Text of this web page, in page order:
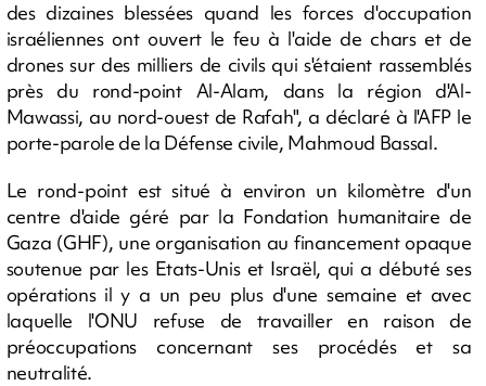
des dizaines blessées quand les forces d'occupation
israéliennes ont ouvert le feu à l'aide de chars et de
drones sur des milliers de civils qui s'étaient rassemblés
près du rond-point Al-Alam, dans la région d'Al-
Mawassi, au nord-ouest de Rafah", a déclaré à l'AFP le
porte-parole de la Défense civile, Mahmoud Bassal.
Le rond-point est situé à environ un kilomètre d'un
centre d'aide géré par la Fondation humanitaire de
Gaza (GHF), une organisation au financement opaque
soutenue par les Etats-Unis et Israël, qui a débuté ses
opérations il y a un peu plus d'une semaine et avec
laquelle l'ONU refuse de travailler en raison de
préoccupations concernant ses procédés et sa
neutralité.